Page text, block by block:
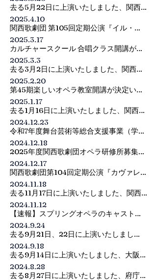
詳細は〈団員・生徒募集〉-〈楽しいオペ
ラ教室〉のページへ！
去る5月22日に上演いたしました、関西
歌劇団スプリングオペラ～我らがバリト
ンとヴェルディのヒロインたち～オペラ
『秘密の結婚』は盛況のうちに終演いた
しました。
ご来場、誠にありがとうございました。
2025.4.10
関西歌劇団 第105回定期公演『イル・カ
ンピエッロ』のチケット一般発売は5月8
日(木)から開始いたします。定期公演への
ご来場を是非ともお待ちしております。
Tel：06-4801-8185
2025.3.17
カルチャースクール 合唱クラス開講が決
定いたしました。
詳細は〈団員・生徒募集〉-〈合唱クラ
ス〉のページへ！
2025.3.3
去る3月2日に上演いたしました、関西歌
劇団 新進歌手による名作オペラハイライ
ト『サンドリヨン』は盛況のうちに終演
いたしました。
ご来場、誠にありがとうございました。
2025.2.20
第45期楽しいオペラ教室開講が決定いた
しました。
詳細は〈団員・生徒募集〉-〈楽しいオペ
ラ教室〉のページへ！
2025.1.17
去る1月16日に上演いたしました、関西歌
劇団 歌曲の夕べ vol.2 ～震災から30年 祈
りと希望の歌を～ は盛況のうちに終演い
たしました。
ご来場、誠にありがとうございました。
2024.12.23
令和7年度舞台芸術等総合支援事業（学校
巡回公演）に本団の「シンデレラ物語を
オペラで！」が採択されました。
独⽴⾏政法⼈⽇本芸術⽂化振興会の採択
を受けた各分野のトップレベルの団体
が、全国の小学校・中学校等で巡回公演
を行うことを通じて、 将来を担うすべて
の子供たちの豊かな感性を育む場を作
り、芸術鑑賞能力の向上を図るととも
に、文化的な地域格差の解消を促進する
ことを目的としています。
本団の企画内容はトップページの公演案
内から画像をクリック、事業内容は令和
７年度舞台芸術等総合支援事業（学校巡
回公演）専用ウェブサイトをご覧くださ
い。
2024.12.18
2025年度関西歌劇団オペラ研修所募集要
項が完成いたしました。
皆さんのご入団をお待ちいたしておりま
す。
2024.12.17
関西歌劇団第104回定期公演『カヴァレ
リア・ルスティカーナ』・『道化師』、
関西歌劇団創立75周年記念ガラ・コンサ
ートの記事が、『音楽現代』2025年1月
号に掲載されました。
是非ご覧ください。
2024.11.18
去る11月17日に上演いたしました、関西
歌劇団創立75周年記念ガラ・コンサート
は盛況のうちに終演いたしました。
ご来場、誠にありがとうございました。
2024.11.12
【速報】スプリングオペラのキャストが
決定！！
関西歌劇団　スプリングオペラ
～我らがバリトンとヴェルディのヒロイ
ンたち～
オペラ《秘密の結婚》
日時：2025年5月22日(木)  18:30開演
2024.9.24
去る9月21日、22日に上演いたしまし
た、関西歌劇団 第104回定期公演『カヴ
ァレリア・ルスティカーナ』・『道化
師』は盛況のうちに終演いたしました。
ご来場、誠にありがとうございました。
2024.9.18
去る9月14日に上演いたしました、大阪ク
ラシック2024特別企画 ビゼー作曲 『カ
ルメン』ハイライト は盛況のうちに終演
2024.8.28
去る8月27日に上演いたしました、府庁本